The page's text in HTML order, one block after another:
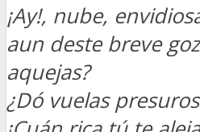
¡Ay!, nube,
aun deste breve
aquejas?
¿Dó vuelas